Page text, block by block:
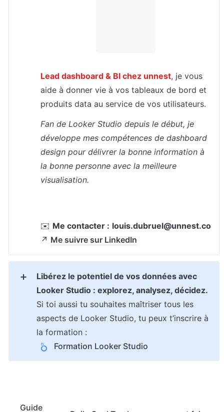
Lead dashboard & BI chez unnest, je vous
aide à donner vie à vos tableaux de bord et
produits data au service de vos utilisateurs.
Fan de Looker Studio depuis le début, je
développe mes compétences de dashboard
design pour délivrer la bonne information à
la bonne personne avec la meilleure
visualisation.
✉️ Me contacter : louis.dubruel@unnest.co
↗️ Me suivre sur LinkedIn
➕
Libérez le potentiel de vos données avec
Looker Studio : explorez, analysez, décidez.
Si toi aussi tu souhaites maîtriser tous les
aspects de Looker Studio, tu peux t’inscrire à
la formation :
Formation Looker Studio
Guide